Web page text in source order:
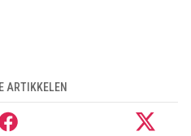
ARTIKKELEN